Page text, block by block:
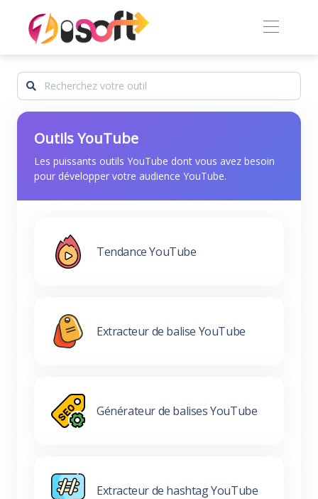
Outils YouTube
Les puissants outils YouTube dont vous avez besoin
pour développer votre audience YouTube.
Tendance YouTube
Extracteur de balise YouTube
Générateur de balises YouTube
Extracteur de hashtag YouTube